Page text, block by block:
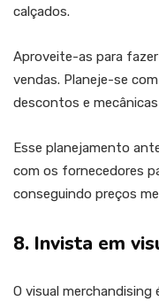
calçados.
Aproveite-as para
vendas. Planeje-se
descontos e
Esse planejamento
com os fornecedores
conseguindo preços
8. Invista em
O visual merchandising